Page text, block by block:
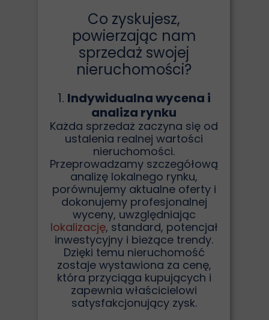
Co zyskujesz,
powierzając nam
sprzedaż swojej
nieruchomości?
1. Indywidualna wycena i
analiza rynku
Każda sprzedaż zaczyna się od
ustalenia realnej wartości
nieruchomości.
Przeprowadzamy szczegółową
analizę lokalnego rynku,
porównujemy aktualne oferty i
dokonujemy profesjonalnej
wyceny, uwzględniając
lokalizację, standard, potencjał
inwestycyjny i bieżące trendy.
Dzięki temu nieruchomość
zostaje wystawiona za cenę,
która przyciąga kupujących i
zapewnia właścicielowi
satysfakcjonujący zysk.